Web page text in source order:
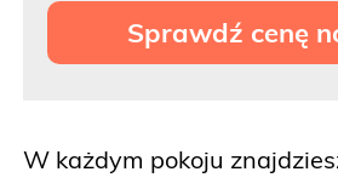
Sprawdź cenę
W każdym pokoju